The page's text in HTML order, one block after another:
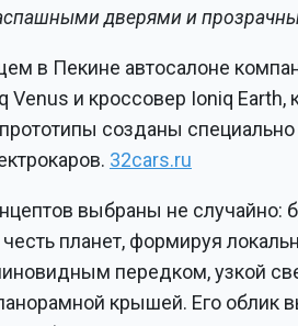
дверями и
в Пекине автосалоне
Venus и кроссовер Ioniq
созданы
32cars.ru
выбраны не
планет, формируя
передком, узкой
крышей. Его облик